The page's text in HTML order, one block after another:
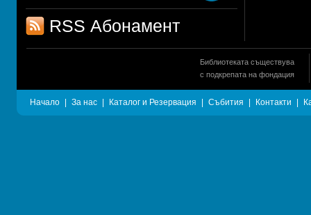
RSS Абонамент
Библиотеката съществува
с подкрепата на фондация
Начало За нас Каталог и Резервация Събития Контакти